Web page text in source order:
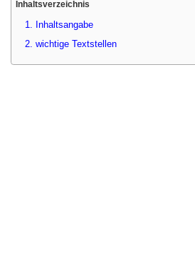
Inhaltsverzeichnis
1. Inhaltsangabe
2. wichtige Textstellen